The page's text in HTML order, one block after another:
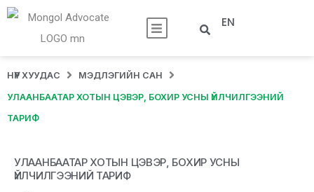
EN
НҮҮР ХУУДАС МЭДЛЭГИЙН САН
УЛААНБААТАР ХОТЫН ЦЭВЭР, БОХИР УСНЫ ҮЙЛЧИЛГЭЭНИЙ
ТАРИФ
УЛААНБААТАР ХОТЫН ЦЭВЭР, БОХИР УСНЫ
ҮЙЛЧИЛГЭЭНИЙ ТАРИФ